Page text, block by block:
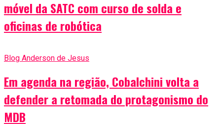
móvel da SATC com curso de solda e
oficinas de robótica
Blog Anderson de Jesus
Em agenda na região, Cobalchini volta a
defender a retomada do protagonismo do
MDB